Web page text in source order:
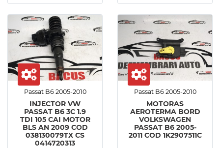
Passat B6 2005-2010
INJECTOR VW
PASSAT B6 3C 1.9
TDI 105 CAI MOTOR
BLS AN 2009 COD
038130079TX CS
0414720313
Passat B6 2005-2010
MOTORAS
AEROTERMA BORD
VOLKSWAGEN
PASSAT B6 2005-
2011 COD 1K2907511C